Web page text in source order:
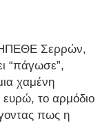
Σερρών,
“πάγωσε”,
χαμένη
το αρμόδιο
πως η